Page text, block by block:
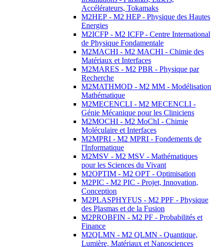
Accélérateurs, Tokamaks
M2HEP - M2 HEP - Physique des Hautes
Energies
M2ICFP - M2 ICFP - Centre International
de Physique Fondamentale
M2MACHI - M2 MACHI - Chimie des
Matériaux et Interfaces
M2MARES - M2 PBR - Physique par
Recherche
M2MATHMOD - M2 MM - Modélisation
Mathématique
M2MECENCLI - M2 MECENCLI -
Génie Mécanique pour les Cliniciens
M2MOCHI - M2 MoChI - Chimie
Moléculaire et Interfaces
M2MPRI - M2 MPRI - Fondements de
l'Informatique
M2MSV - M2 MSV - Mathématiques
pour les Sciences du Vivant
M2OPTIM - M2 OPT - Optimisation
M2PIC - M2 PIC - Projet, Innovation,
Conception
M2PLASPHYFUS - M2 PPF - Physique
des Plasmas et de la Fusion
M2PROBFIN - M2 PF - Probabilités et
Finance
M2QLMN - M2 QLMN - Quantique,
Lumière, Matériaux et Nanosciences